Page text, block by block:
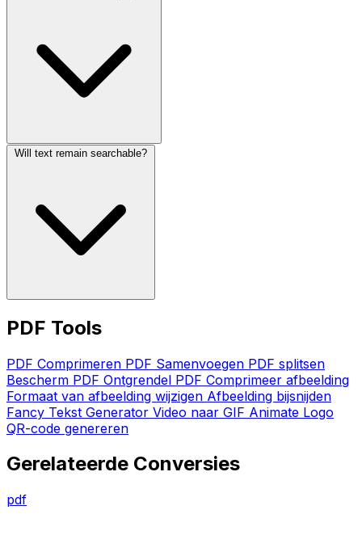
Will text remain searchable?
PDF Tools
PDF Comprimeren PDF Samenvoegen PDF splitsen
Bescherm PDF Ontgrendel PDF Comprimeer afbeelding
Formaat van afbeelding wijzigen Afbeelding bijsnijden
Fancy Tekst Generator Video naar GIF Animate Logo
QR-code genereren
Gerelateerde Conversies
pdf